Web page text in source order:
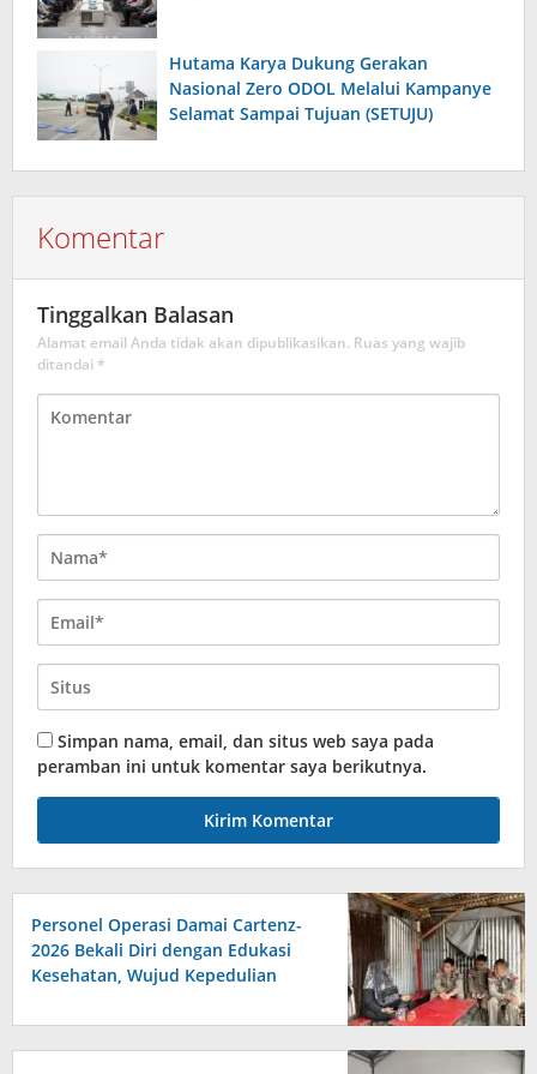
Hutama Karya Dukung Gerakan
Nasional Zero ODOL Melalui Kampanye
Selamat Sampai Tujuan (SETUJU)
Komentar
Tinggalkan Balasan
Alamat email Anda tidak akan dipublikasikan. Ruas yang wajib
ditandai *
Simpan nama, email, dan situs web saya pada
peramban ini untuk komentar saya berikutnya.
Personel Operasi Damai Cartenz-
2026 Bekali Diri dengan Edukasi
Kesehatan, Wujud Kepedulian
Kesejahteraan Anggota